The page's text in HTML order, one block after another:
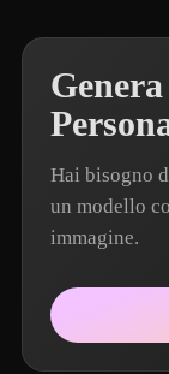
Hai bisogno
un modello
immagine.